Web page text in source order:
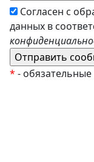
Согласен с
данных в
* - обязательные